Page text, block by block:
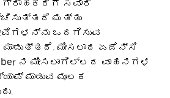
ಗ್ರಾಹಕರಿಗೆ ಸವಾರಿ
ಮತ್ತು
ಒದಗಿಸುವ
ಮೀಸಲಾದ ಏಜೆನ್ಸಿ
ನ ಮೀಸಲಾಗಿಲ್ಲದ ವಾಹನಗಳ
ಮಾಡುವ ಮೂಲಕ